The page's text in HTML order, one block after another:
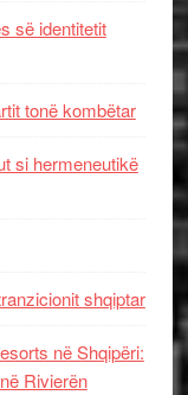
së identitetit
tonë kombëtar
si hermeneutikë
shqiptar
në Shqipëri:
Rivierën